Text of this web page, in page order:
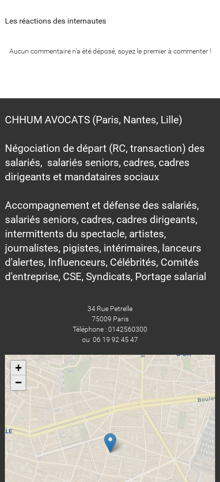
Les réactions des internautes
Aucun commentaire n'a été déposé, soyez le premier à commenter !
CHHUM AVOCATS (Paris, Nantes, Lille)
Négociation de départ (RC, transaction) des
salariés, salariés seniors, cadres, cadres
dirigeants et mandataires sociaux
Accompagnement et défense des salariés,
salariés seniors, cadres, cadres dirigeants,
intermittents du spectacle, artistes,
journalistes, pigistes, intérimaires, lanceurs
d'alertes, Influenceurs, Célébrités, Comités
d'entreprise, CSE, Syndicats, Portage salarial
34 Rue Petrelle
75009 Paris
Téléphone : 0142560300
ou 06 19 92 45 47
+
−